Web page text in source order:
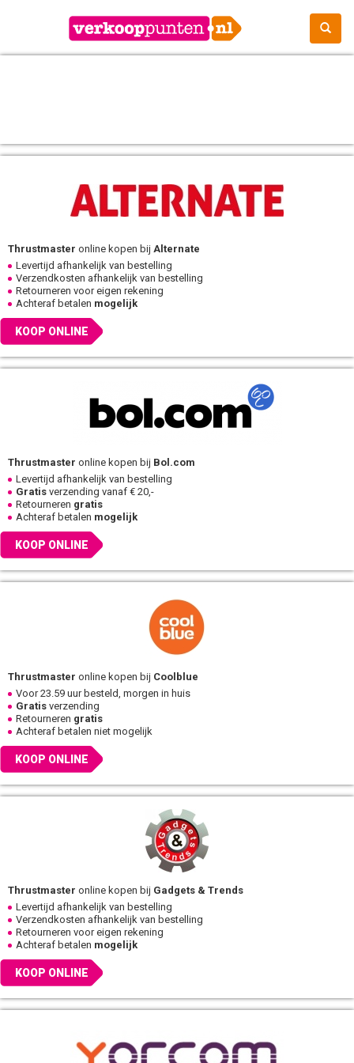
Thrustmaster online kopen bij Alternate
Levertijd afhankelijk van bestelling
Verzendkosten afhankelijk van bestelling
Retourneren voor eigen rekening
Achteraf betalen mogelijk
KOOP ONLINE
Thrustmaster online kopen bij Bol.com
Levertijd afhankelijk van bestelling
Gratis verzending vanaf € 20,-
Retourneren gratis
Achteraf betalen mogelijk
KOOP ONLINE
Thrustmaster online kopen bij Coolblue
Voor 23.59 uur besteld, morgen in huis
Gratis verzending
Retourneren gratis
Achteraf betalen niet mogelijk
KOOP ONLINE
Thrustmaster online kopen bij Gadgets & Trends
Levertijd afhankelijk van bestelling
Verzendkosten afhankelijk van bestelling
Retourneren voor eigen rekening
Achteraf betalen mogelijk
KOOP ONLINE